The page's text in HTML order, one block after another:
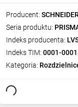
Producent: SCHNEIDER
Seria produktu:
Indeks producenta:
Indeks TIM: 0001-
Kategoria: